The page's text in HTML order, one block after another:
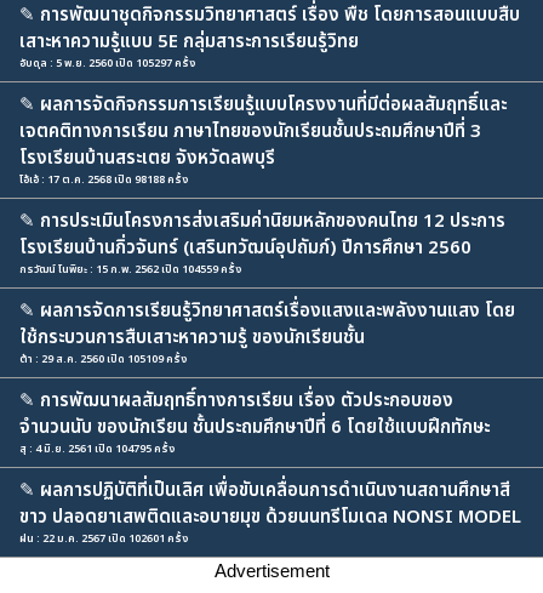
✎ การพัฒนาชุดกิจกรรมวิทยาศาสตร์ เรื่อง พืช โดยการสอนแบบสืบ
เสาะหาความรู้แบบ 5E กลุ่มสาระการเรียนรู้วิทย
อับดุล : 5 พ.ย. 2560 เปิด 105297 ครั้ง
✎ ผลการจัดกิจกรรมการเรียนรู้แบบโครงงานที่มีต่อผลสัมฤทธิ์และ
เจตคติทางการเรียน ภาษาไทยของนักเรียนชั้นประถมศึกษาปีที่ 3
โรงเรียนบ้านสระเตย จังหวัดลพบุรี
โอ้เอ้ : 17 ต.ค. 2568 เปิด 98188 ครั้ง
✎ การประเมินโครงการส่งเสริมค่านิยมหลักของคนไทย 12 ประการ
โรงเรียนบ้านกิ่วจันทร์ (เสรินทวัฒน์อุปถัมภ์) ปีการศึกษา 2560
กรวัฒน์ โนพิยะ : 15 ก.พ. 2562 เปิด 104559 ครั้ง
✎ ผลการจัดการเรียนรู้วิทยาศาสตร์เรื่องแสงและพลังงานแสง โดย
ใช้กระบวนการสืบเสาะหาความรู้ ของนักเรียนชั้น
ต้า : 29 ส.ค. 2560 เปิด 105109 ครั้ง
✎ การพัฒนาผลสัมฤทธิ์ทางการเรียน เรื่อง ตัวประกอบของ
จำนวนนับ ของนักเรียน ชั้นประถมศึกษาปีที่ 6 โดยใช้แบบฝึกทักษะ
สุ : 4 มิ.ย. 2561 เปิด 104795 ครั้ง
✎ ผลการปฏิบัติที่เป็นเลิศ เพื่อขับเคลื่อนการดำเนินงานสถานศึกษาสี
ขาว ปลอดยาเสพติดและอบายมุข ด้วยนนทรีโมเดล NONSI MODEL
ฝน : 22 ม.ค. 2567 เปิด 102601 ครั้ง
Advertisement